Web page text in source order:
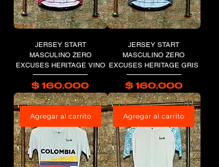
JERSEY START
MASCULINO ZERO
EXCUSES HERITAGE VINO
Precio
$ 160.000
JERSEY START
MASCULINO ZERO
EXCUSES HERITAGE GRIS
Precio
$ 160.000
Agregar al carrito Agregar al carrito